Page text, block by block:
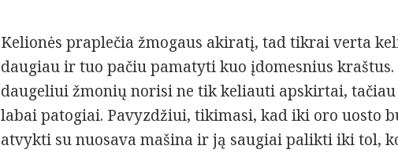
Kelionės praplečia žmogaus akiratį, tad tikrai verta
daugiau ir tuo pačiu pamatyti kuo įdomesnius kraštus.
daugeliui žmonių norisi ne tik keliauti apskirtai,
labai patogiai. Pavyzdžiui, tikimasi, kad iki oro uosto
atvykti su nuosava mašina ir ją saugiai palikti iki tol,